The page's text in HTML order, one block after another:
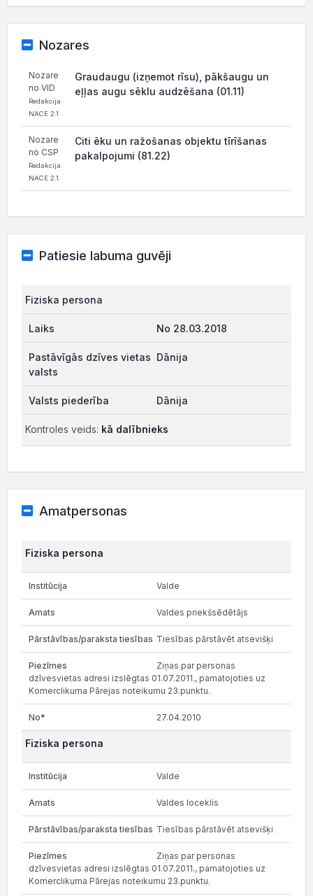
Nozares
Nozare
no VID
Redakcija
NACE 2.1
Graudaugu (izņemot rīsu), pākšaugu un
eļļas augu sēklu audzēšana (01.11)
Nozare
no CSP
Redakcija
NACE 2.1
Citi ēku un ražošanas objektu tīrīšanas
pakalpojumi (81.22)
Patiesie labuma guvēji
Fiziska persona
No 28.03.2018
Dānija
Dānija
Kontroles veids: kā dalībnieks
Amatpersonas
Fiziska persona
Valde
Valdes priekšsēdētājs
Tiesības pārstāvēt atsevišķi
Ziņas par personas
dzīvesvietas adresi izslēgtas 01.07.2011., pamatojoties uz
Komerclikuma Pārejas noteikumu 23.punktu.
27.04.2010
Fiziska persona
Valde
Valdes loceklis
Tiesības pārstāvēt atsevišķi
Ziņas par personas
dzīvesvietas adresi izslēgtas 01.07.2011., pamatojoties uz
Komerclikuma Pārejas noteikumu 23.punktu.